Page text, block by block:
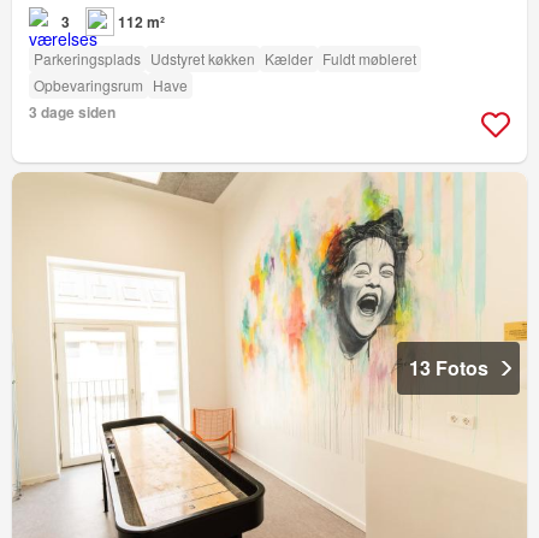
3 112 m²
Parkeringsplads Udstyret køkken Kælder Fuldt møbleret
Opbevaringsrum Have
3 dage siden
13 Fotos